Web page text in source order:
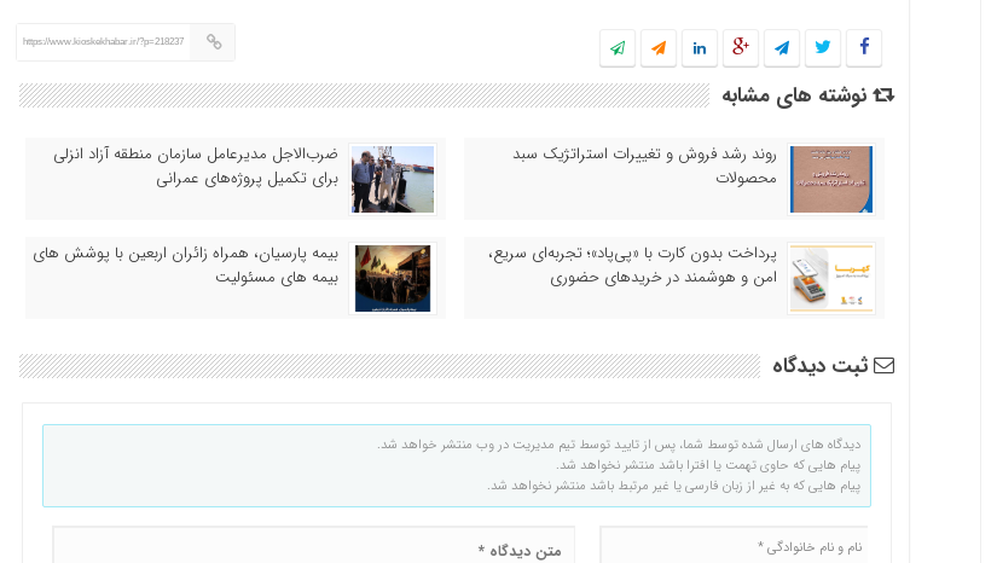
https://www.kioskekhabar.ir/?p=218237
نوشته های مشابه
روند رشد فروش و تغییرات استراتژیک سبد
محصولات
ضرب‌الاجل مدیرعامل سازمان منطقه آزاد انزلی
برای تکمیل پروژه‌های عمرانی
پرداخت بدون کارت با «پی‌پاد»؛ تجربه‌ای سریع،
امن و هوشمند در خریدهای حضوری
بیمه پارسیان، همراه زائران اربعین با پوشش های
بیمه های مسئولیت
ثبت دیدگاه
دیدگاه های ارسال شده توسط شما، پس از تایید توسط تیم مدیریت در وب منتشر خواهد شد.
پیام هایی که حاوی تهمت یا افترا باشد منتشر نخواهد شد.
پیام هایی که به غیر از زبان فارسی یا غیر مرتبط باشد منتشر نخواهد شد.